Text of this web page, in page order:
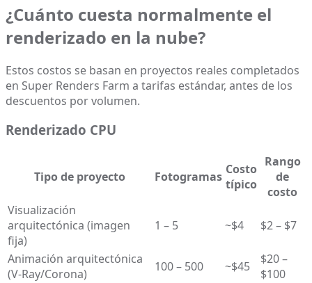
¿Cuánto cuesta normalmente el
renderizado en la nube?
Estos costos se basan en proyectos reales completados
en Super Renders Farm a tarifas estándar, antes de los
descuentos por volumen.
Renderizado CPU
Tipo de proyecto Fotogramas Costo
típico
Rango
de
costo
Visualización
arquitectónica (imagen
fija)
1 – 5 ~$4 $2 – $7
Animación arquitectónica
(V-Ray/Corona)
100 – 500 ~$45
$20 –
$100